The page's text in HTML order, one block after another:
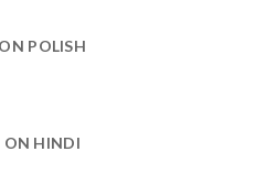
POLISH
ON HINDI